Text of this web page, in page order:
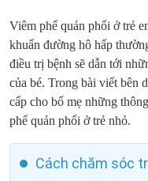
Viêm phế quản phổi ở trẻ
khuẩn đường hô hấp
điều trị bệnh sẽ dẫn tới
của bé. Trong bài viết
cấp cho bố mẹ những
phế quản phổi ở trẻ nhỏ.
Cách chăm sóc